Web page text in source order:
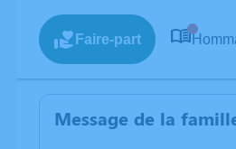
Faire-part
Message de la